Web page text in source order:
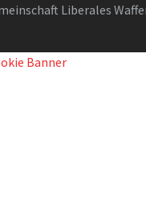
Liberales
Banner